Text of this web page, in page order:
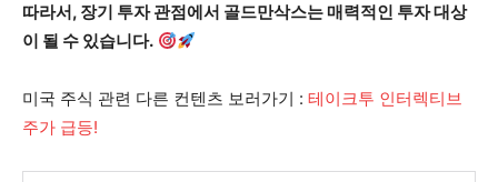
따라서, 장기 투자 관점에서 골드만삭스는 매력적인 투자 대상
이 될 수 있습니다.
미국 주식 관련 다른 컨텐츠 보러가기 : 테이크투 인터렉티브
주가 급등!